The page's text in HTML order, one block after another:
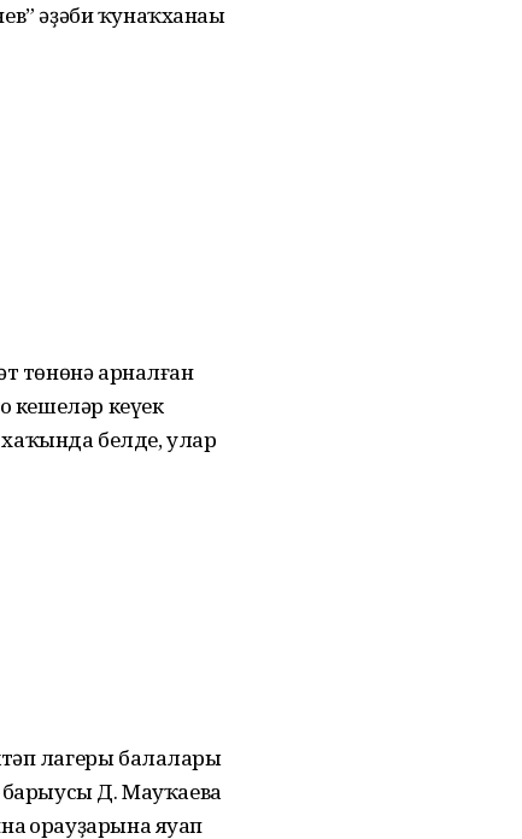
әҙәби ҡунаҡханаһы
төнөнә арналған
кешеләр кеүек
хаҡында белде, улар
лагеры балалары
Д. Мауҡаева
һорауҙарына яуап